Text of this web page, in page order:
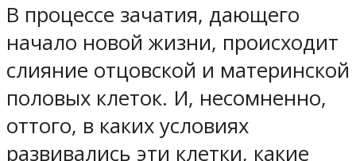
В процессе зачатия, дающего
начало новой жизни, происходит
слияние отцовской и материнской
половых клеток. И, несомненно,
оттого, в каких условиях
развивались эти клетки, какие